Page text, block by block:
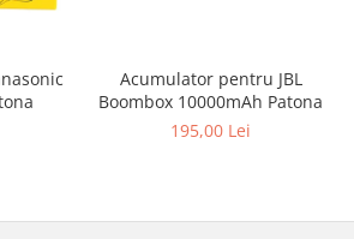
Acumulator pentru JBL
Boombox 10000mAh Patona
195,00 Lei